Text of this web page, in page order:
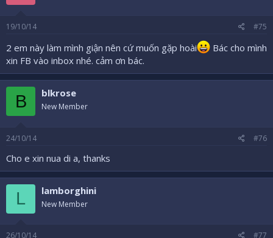
19/10/14 #75
2 em này làm mình giận nên cứ muốn gặp hoài
Bác cho mình
xin FB vào inbox nhé. cảm ơn bác.
B blkrose
New Member
24/10/14 #76
Cho e xin nua di a, thanks
L lamborghini
New Member
26/10/14 #77